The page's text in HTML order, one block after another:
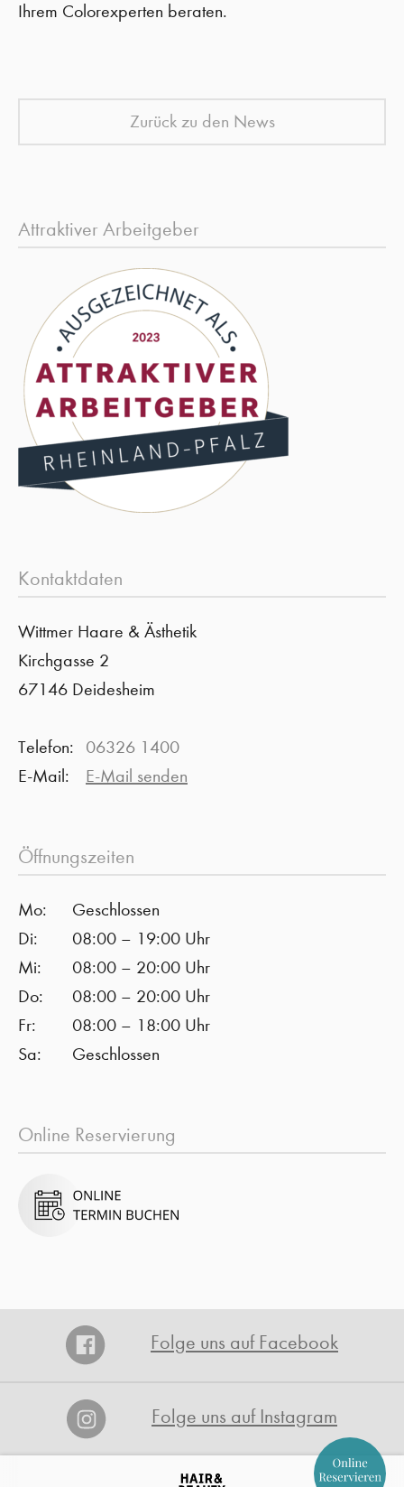
Ihrem Colorexperten beraten.
Zurück zu den News
Attraktiver Arbeitgeber
Kontaktdaten
Wittmer Haare & Ästhetik
Kirchgasse 2
67146 Deidesheim
Telefon:
06326 1400
E-Mail:
E-Mail senden
Öffnungszeiten
Mo:
Geschlossen
Di:
08:00 – 19:00 Uhr
Mi:
08:00 – 20:00 Uhr
Do:
08:00 – 20:00 Uhr
Fr:
08:00 – 18:00 Uhr
Sa:
Geschlossen
Online Reservierung
Folge uns auf Facebook
Folge uns auf Instagram